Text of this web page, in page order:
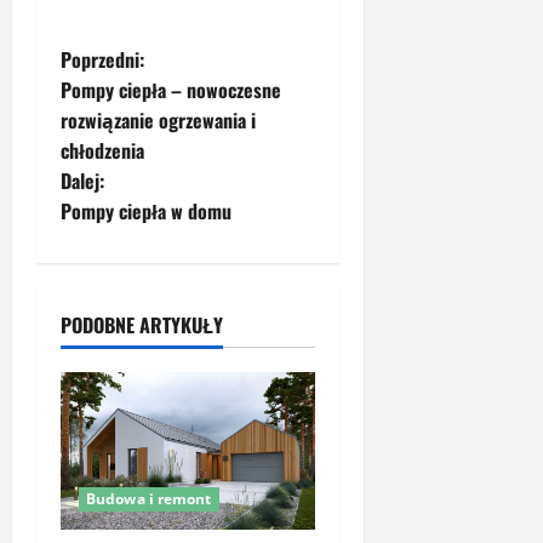
Z
o
b
a
z
w
p
i
s
Poprzedni:
Pompy ciepła – nowoczesne
rozwiązanie ogrzewania i
chłodzenia
Dalej:
Pompy ciepła w domu
PODOBNE ARTYKUŁY
Budowa i remont